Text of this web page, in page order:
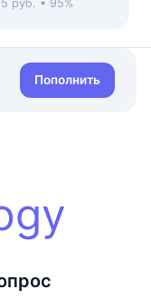
5 руб. • 95%
Пополнить